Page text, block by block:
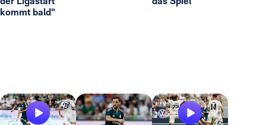
kommt bald“